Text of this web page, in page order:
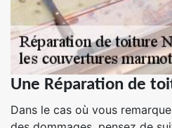
Une Réparation de
Dans le cas où vous